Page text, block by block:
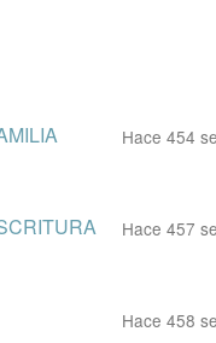
Hace 454
Hace 457
Hace 458